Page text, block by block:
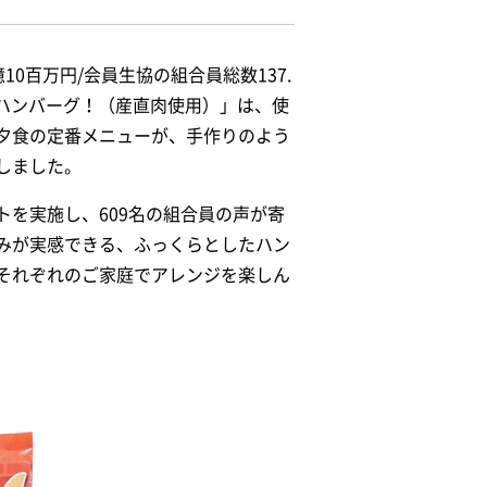
百万円/会員生協の組合員総数137.
ンバーグ！（産直肉使用）」は、使
食の定番メニューが、手作りのよう
ました。
を実施し、609名の組合員の声が寄
が実感できる、ふっくらとしたハン
れぞれのご家庭でアレンジを楽しん